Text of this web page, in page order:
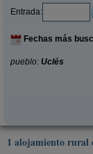
Entrada:
Fechas más
pueblo: Uclés
1 alojamiento rural